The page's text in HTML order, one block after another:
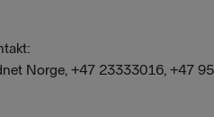
Norge, +47 23333016, +47